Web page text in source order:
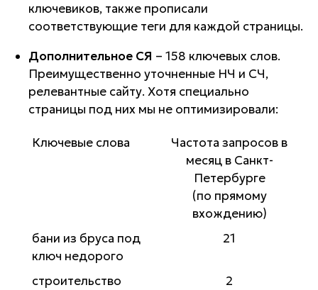
ключевиков, также прописали
соответствующие теги для каждой страницы.
Дополнительное СЯ – 158 ключевых слов.
Преимущественно уточненные НЧ и СЧ,
релевантные сайту. Хотя специально
страницы под них мы не оптимизировали:
Ключевые слова
Частота запросов в
месяц в Санкт-
Петербурге
(по прямому
вхождению)
бани из бруса под
ключ недорого
21
строительство
2